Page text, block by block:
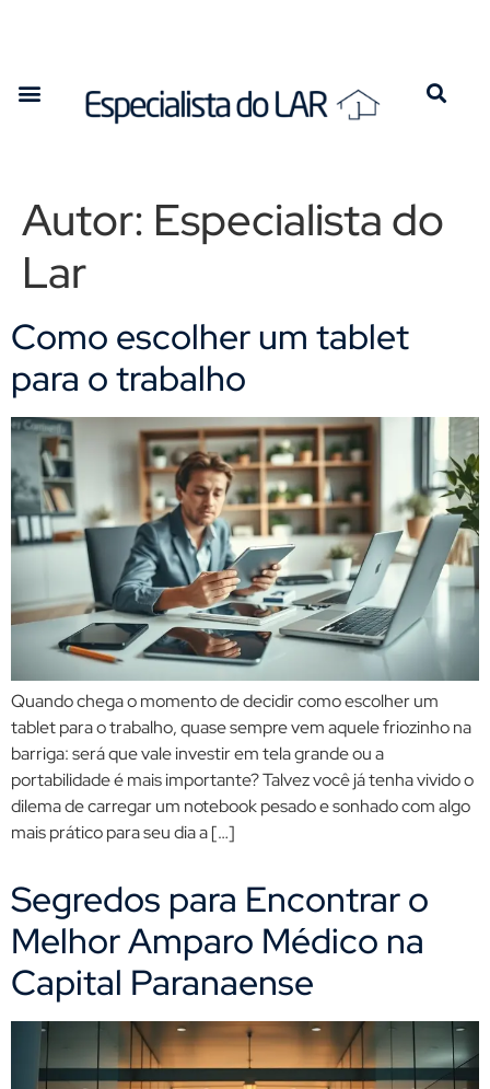
Autor: Especialista do
Lar
Como escolher um tablet
para o trabalho
Quando chega o momento de decidir como escolher um
tablet para o trabalho, quase sempre vem aquele friozinho na
barriga: será que vale investir em tela grande ou a
portabilidade é mais importante? Talvez você já tenha vivido o
dilema de carregar um notebook pesado e sonhado com algo
mais prático para seu dia a […]
Segredos para Encontrar o
Melhor Amparo Médico na
Capital Paranaense